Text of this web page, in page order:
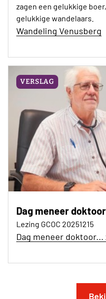
zagen een gelukkige
gelukkige wandelaars.
Wandeling Venusberg
VERSLAG
Dag meneer
Lezing GCOC 20251215
Dag meneer doktoor...